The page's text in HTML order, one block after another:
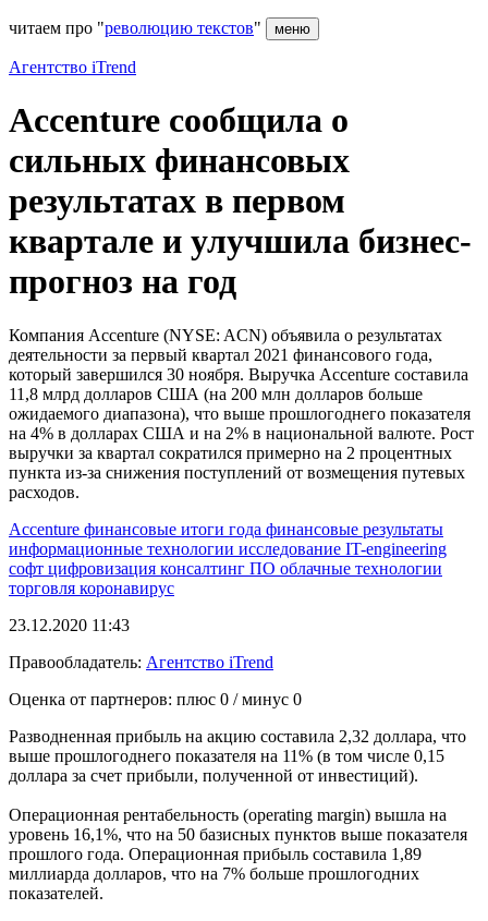
читаем про "революцию текстов" меню
Агентство iTrend
Accenture сообщила о
сильных финансовых
результатах в первом
квартале и улучшила бизнес-
прогноз на год
Компания Accenture (NYSE: ACN) объявила о результатах
деятельности за первый квартал 2021 финансового года,
который завершился 30 ноября. Выручка Accenture составила
11,8 млрд долларов США (на 200 млн долларов больше
ожидаемого диапазона), что выше прошлогоднего показателя
на 4% в долларах США и на 2% в национальной валюте. Рост
выручки за квартал сократился примерно на 2 процентных
пункта из-за снижения поступлений от возмещения путевых
расходов.
Accenture финансовые итоги года финансовые результаты
информационные технологии исследование IT-engineering
софт цифровизация консалтинг ПО облачные технологии
торговля коронавирус
23.12.2020 11:43
Правообладатель: Агентство iTrend
Оценка от партнеров: плюс 0 / минус 0
Разводненная прибыль на акцию составила 2,32 доллара, что
выше прошлогоднего показателя на 11% (в том числе 0,15
доллара за счет прибыли, полученной от инвестиций).
Операционная рентабельность (operating margin) вышла на
уровень 16,1%, что на 50 базисных пунктов выше показателя
прошлого года. Операционная прибыль составила 1,89
миллиарда долларов, что на 7% больше прошлогодних
показателей.